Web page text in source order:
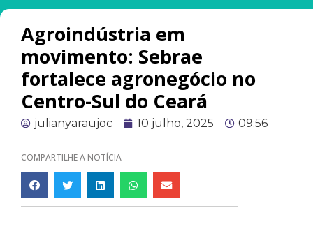
Agroindústria em
movimento: Sebrae
fortalece agronegócio no
Centro-Sul do Ceará
julianyaraujoc 10 julho, 2025 09:56
COMPARTILHE A NOTÍCIA